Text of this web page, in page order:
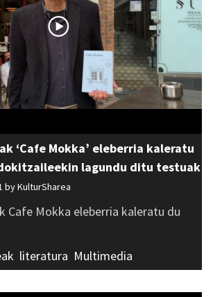
‘Cafe Mokka’ eleberria kaleratu
lagundu ditu testuak
byKulturSharea
Cafe Mokka eleberria kaleratu du
literatura Multimedia